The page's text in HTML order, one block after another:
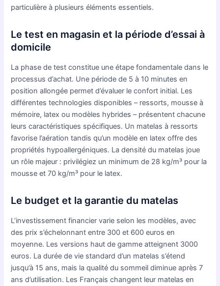
particulière à plusieurs éléments essentiels.
Le test en magasin et la période d’essai à
domicile
La phase de test constitue une étape fondamentale dans le
processus d’achat. Une période de 5 à 10 minutes en
position allongée permet d’évaluer le confort initial. Les
différentes technologies disponibles – ressorts, mousse à
mémoire, latex ou modèles hybrides – présentent chacune
leurs caractéristiques spécifiques. Un matelas à ressorts
favorise l’aération tandis qu’un modèle en latex offre des
propriétés hypoallergéniques. La densité du matelas joue
un rôle majeur : privilégiez un minimum de 28 kg/m³ pour la
mousse et 70 kg/m³ pour le latex.
Le budget et la garantie du matelas
L’investissement financier varie selon les modèles, avec
des prix s’échelonnant entre 300 et 600 euros en
moyenne. Les versions haut de gamme atteignent 3000
euros. La durée de vie standard d’un matelas s’étend
jusqu’à 15 ans, mais la qualité du sommeil diminue après 7
ans d’utilisation. Les Français changent leur matelas en